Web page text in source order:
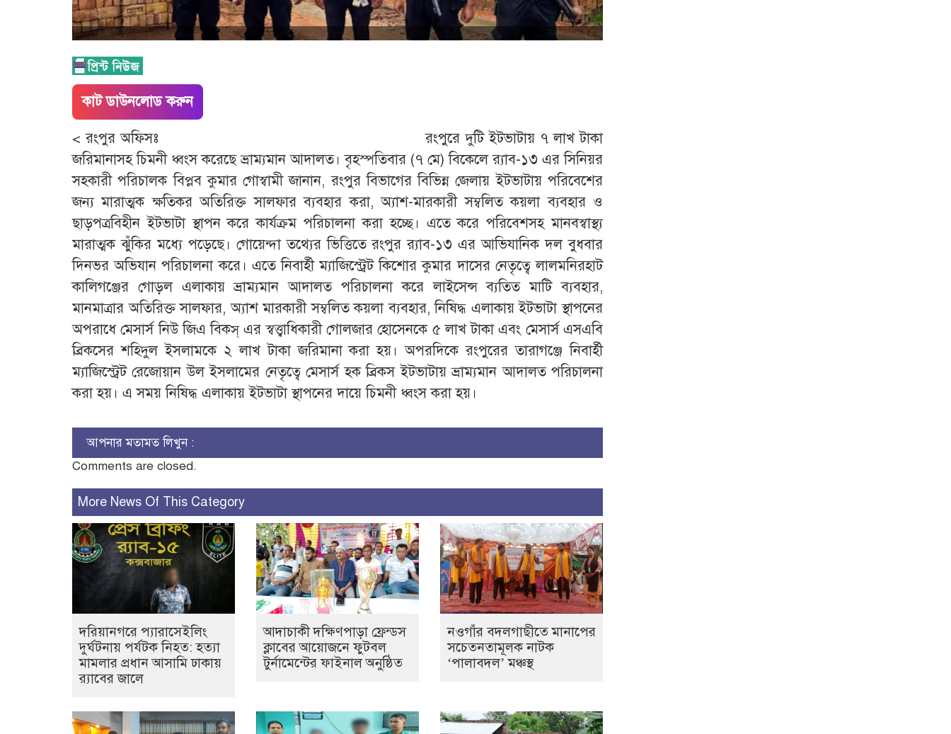
কাট ডাউনলোড করুন
< রংপুর অফিসঃ রংপুরে দুটি ইটভাটায় ৭ লাখ টাকা
জরিমানাসহ চিমনী ধ্বংস করেছে ভ্রাম্যমান আদালত। বৃহস্পতিবার (৭ মে) বিকেলে র‌্যাব-১৩ এর সিনিয়র
সহকারী পরিচালক বিপ্লব কুমার গোস্বামী জানান, রংপুর বিভাগের বিভিন্ন জেলায় ইটভাটায় পরিবেশের
জন্য মারাত্মক ক্ষতিকর অতিরিক্ত সালফার ব্যবহার করা, অ্যাশ-মারকারী সম্বলিত কয়লা ব্যবহার ও
ছাড়পত্রবিহীন ইটভাটা স্থাপন করে কার্যক্রম পরিচালনা করা হচ্ছে। এতে করে পরিবেশসহ মানবস্বাস্থ্য
মারাত্মক ঝুঁকির মধ্যে পড়েছে। গোয়েন্দা তথ্যের ভিত্তিতে রংপুর র‌্যাব-১৩ এর আভিযানিক দল বুধবার
দিনভর অভিযান পরিচালনা করে। এতে নিবার্হী ম্যাজিস্ট্রেট কিশোর কুমার দাসের নেতৃত্বে লালমনিরহাট
কালিগঞ্জের গোড়ল এলাকায় ভ্রাম্যমান আদালত পরিচালনা করে লাইসেন্স ব্যতিত মাটি ব্যবহার,
মানমাত্রার অতিরিক্ত সালফার, অ্যাশ মারকারী সম্বলিত কয়লা ব্যবহার, নিষিদ্ধ এলাকায় ইটভাটা স্থাপনের
অপরাধে মেসার্স নিউ জিএ বিকস্ এর স্বত্ত্বাধিকারী গোলজার হোসেনকে ৫ লাখ টাকা এবং মেসার্স এসএবি
ব্রিকসের শহিদুল ইসলামকে ২ লাখ টাকা জরিমানা করা হয়। অপরদিকে রংপুরের তারাগঞ্জে নিবার্হী
ম্যাজিস্ট্রেট রেজোয়ান উল ইসলামের নেতৃত্বে মেসার্স হক ব্রিকস ইটভাটায় ভ্রাম্যমান আদালত পরিচালনা
করা হয়। এ সময় নিষিদ্ধ এলাকায় ইটভাটা স্থাপনের দায়ে চিমনী ধ্বংস করা হয়।
আপনার মতামত লিখুন :
Comments are closed.
More News Of This Category
দরিয়ানগরে প্যারাসেইলিং
দুর্ঘটনায় পর্যটক নিহত: হত্যা
মামলার প্রধান আসামি ঢাকায়
র‌্যাবের জালে
আদাচাকী দক্ষিণপাড়া ফ্রেন্ডস
ক্লাবের আয়োজনে ফুটবল
টুর্নামেন্টের ফাইনাল অনুষ্ঠিত
নওগাঁর বদলগাছীতে মানাপের
সচেতনতামূলক নাটক
‘পালাবদল’ মঞ্চস্থ